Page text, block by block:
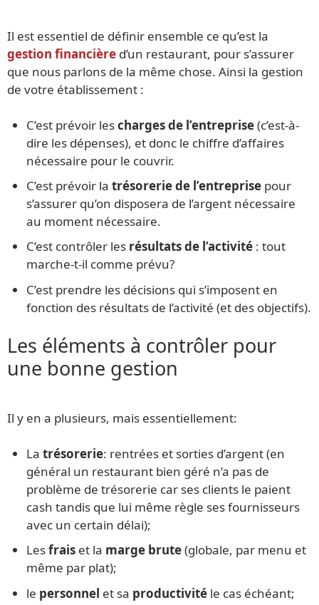
Il est essentiel de définir ensemble ce qu’est la
gestion financière d’un restaurant, pour s’assurer
que nous parlons de la même chose. Ainsi la gestion
de votre établissement :
C’est prévoir lescharges de l’entreprise(c’est-à-
dire les dépenses), et donc le chiffre d’affaires
nécessaire pour le couvrir.
C’est prévoir latrésorerie de l’entreprise pour
s’assurer qu’on disposera de l’argent nécessaire
au moment nécessaire.
C’est contrôler les résultats de l’activité : tout
marche-t-il comme prévu?
C’est prendre les décisions qui s’imposent en
fonction des résultats de l’activité (et des objectifs).
Les éléments à contrôler pour
une bonne gestion
Il y en a plusieurs, mais essentiellement:
Latrésorerie: rentrées et sorties d’argent (en
général un restaurant bien géré n’a pas de
problème de trésorerie car ses clients le paient
cash tandis que lui même règle ses fournisseurs
avec un certain délai);
Lesfrais et la marge brute(globale, par menu et
même par plat);
le personnel et sa productivité le cas échéant;